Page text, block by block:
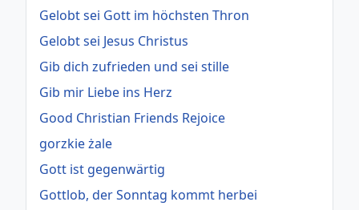
Gelobt sei Gott im höchsten Thron
Gelobt sei Jesus Christus
Gib dich zufrieden und sei stille
Gib mir Liebe ins Herz
Good Christian Friends Rejoice
gorzkie żale
Gott ist gegenwärtig
Gottlob, der Sonntag kommt herbei